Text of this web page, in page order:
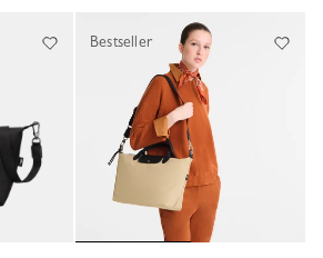
Bestseller